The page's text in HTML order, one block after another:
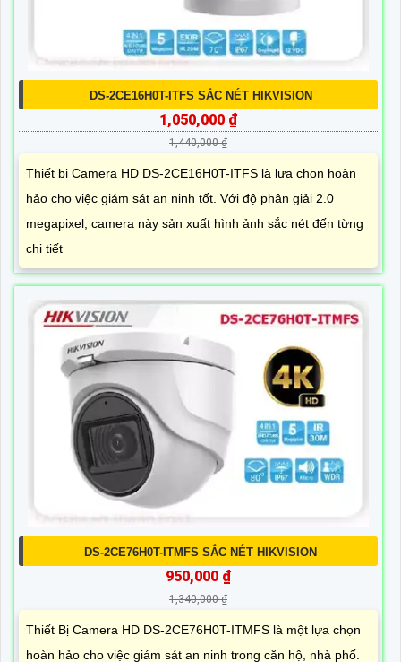
DS-2CE16H0T-ITFS SẮC NÉT HIKVISION
1,050,000 ₫
1,440,000 ₫
Thiết bị Camera HD DS-2CE16H0T-ITFS là lựa chọn hoàn
hảo cho việc giám sát an ninh tốt. Với độ phân giải 2.0
megapixel, camera này sản xuất hình ảnh sắc nét đến từng
chi tiết
DS-2CE76H0T-ITMFS SẮC NÉT HIKVISION
950,000 ₫
1,340,000 ₫
Thiết Bị Camera HD DS-2CE76H0T-ITMFS là một lựa chọn
hoàn hảo cho việc giám sát an ninh trong căn hộ, nhà phố.